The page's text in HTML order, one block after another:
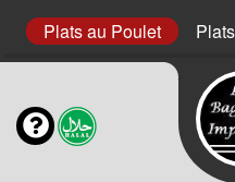
Plats au Poulet